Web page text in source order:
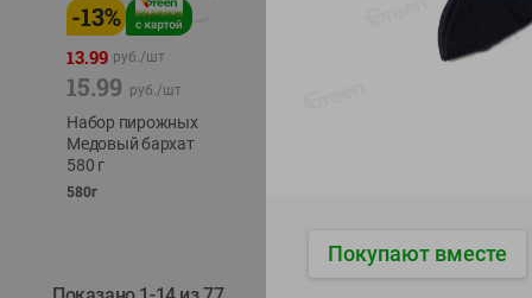
-13%
13.99 руб./шт
15.99 руб./шт
Набор пирожных
Медовый бархат
580 г
580г
%
4.99
Покупают вместе